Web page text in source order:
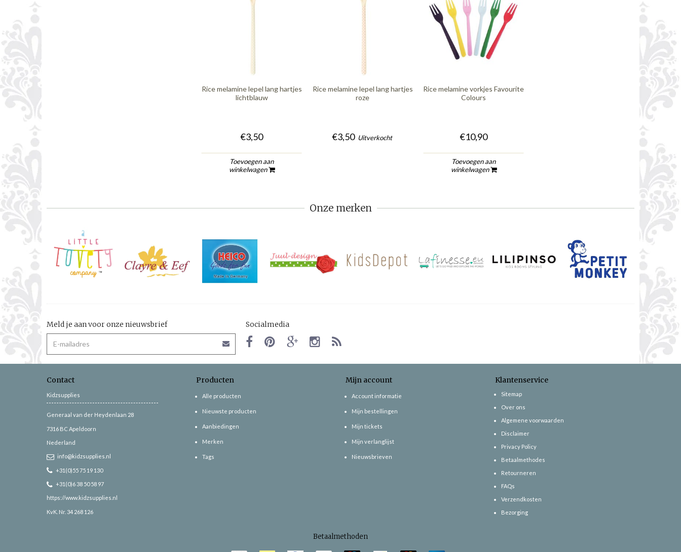
Rice melamine lepel lang hartjes
lichtblauw
€3,50
Toevoegen aan
winkelwagen
Rice melamine lepel lang hartjes
roze
€3,50 Uitverkocht
Rice melamine vorkjes Favourite
Colours
€10,90
Toevoegen aan
winkelwagen
Onze merken
Meld je aan voor onze nieuwsbrief Socialmedia
Contact
Kidzsupplies
Generaal van der Heydenlaan 28
7316 BC Apeldoorn
Nederland
info@kidzsupplies.nl
+31(0)55 75 19 130
+31(0)6 38 50 58 97
https://www.kidzsupplies.nl
KvK. Nr. 34 268 126
Producten
Alle producten
Nieuwste producten
Aanbiedingen
Merken
Tags
Mijn account
Account informatie
Mijn bestellingen
Mijn tickets
Mijn verlanglijst
Nieuwsbrieven
Klantenservice
Sitemap
Over ons
Algemene voorwaarden
Disclaimer
Privacy Policy
Betaalmethodes
Retourneren
FAQs
Verzendkosten
Bezorging
Betaalmethoden